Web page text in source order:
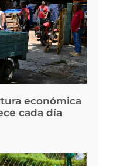
económica
cada día